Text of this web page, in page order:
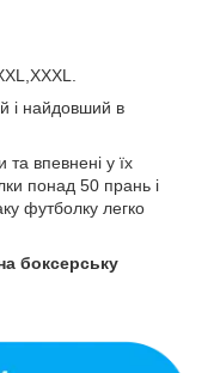
і найдовший в
впевнені у їх
понад 50 прань і
футболку легко
боксерську